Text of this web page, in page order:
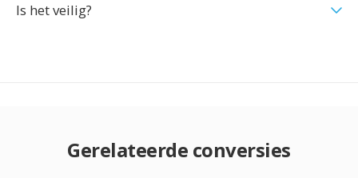
Is het veilig?
Gerelateerde conversies